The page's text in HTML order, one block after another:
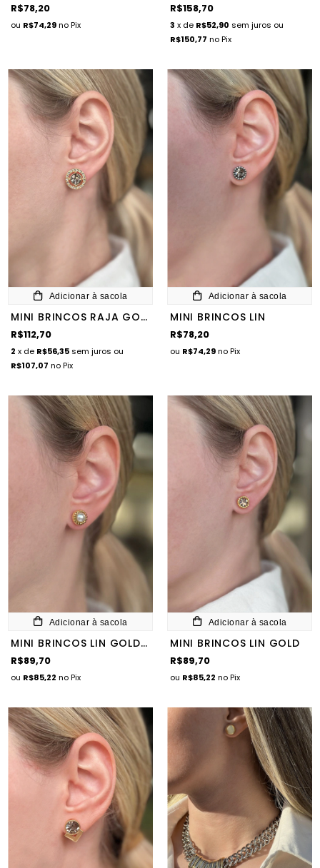
R$78,20
ou R$74,29no Pix
R$158,70
3 x de R$52,90 sem juros ou
R$150,77 no Pix
Adicionar à sacola
MINI BRINCOS RAJA GOLD
R$112,70
2 x de R$56,35 sem juros ou
R$107,07 no Pix
Adicionar à sacola
MINI BRINCOS LIN
R$78,20
ou R$74,29no Pix
Adicionar à sacola
MINI BRINCOS LIN GOLD PÉROLA
R$89,70
ou R$85,22 no Pix
Adicionar à sacola
MINI BRINCOS LIN GOLD
R$89,70
ou R$85,22 no Pix